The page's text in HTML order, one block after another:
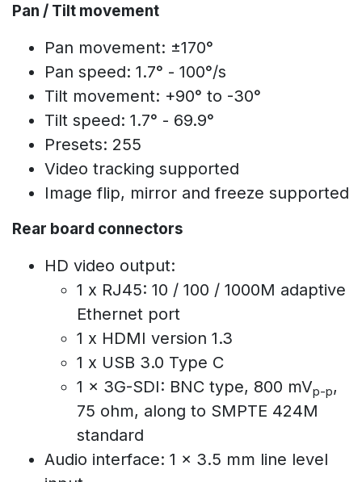
Pan / Tilt movement
Pan movement: ±170°
Pan speed: 1.7° - 100°/s
Tilt movement: +90° to -30°
Tilt speed: 1.7° - 69.9°
Presets: 255
Video tracking supported
Image flip, mirror and freeze supported
Rear board connectors
HD video output:
1 x RJ45: 10 / 100 / 1000M adaptive
Ethernet port
1 x HDMI version 1.3
1 x USB 3.0 Type C
1 x 3G-SDI: BNC type, 800 mVp-p,
75 ohm, along to SMPTE 424M
standard
Audio interface: 1 x 3.5 mm line level